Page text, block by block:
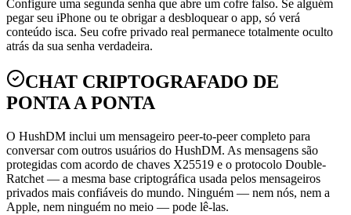
Configure uma segunda senha que abre um cofre falso. Se alguém
pegar seu iPhone ou te obrigar a desbloquear o app, só verá
conteúdo isca. Seu cofre privado real permanece totalmente oculto
atrás da sua senha verdadeira.
CHAT CRIPTOGRAFADO DE
PONTA A PONTA
O HushDM inclui um mensageiro peer-to-peer completo para
conversar com outros usuários do HushDM. As mensagens são
protegidas com acordo de chaves X25519 e o protocolo Double-
Ratchet — a mesma base criptográfica usada pelos mensageiros
privados mais confiáveis do mundo. Ninguém — nem nós, nem a
Apple, nem ninguém no meio — pode lê-las.